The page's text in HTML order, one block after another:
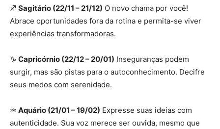
♐ Sagitário (22/11 – 21/12) O novo chama por você!
Abrace oportunidades fora da rotina e permita-se viver
experiências transformadoras.
♑ Capricórnio (22/12 – 20/01) Inseguranças podem
surgir, mas são pistas para o autoconhecimento. Decifre
seus medos com serenidade.
♒ Aquário (21/01 – 19/02) Expresse suas ideias com
autenticidade. Sua voz merece ser ouvida, mesmo que